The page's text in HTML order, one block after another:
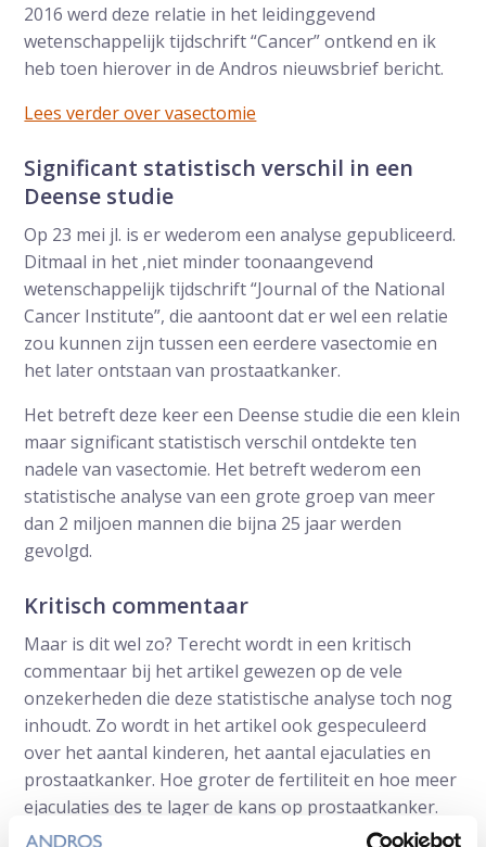
2016 werd deze relatie in het leidinggevend
wetenschappelijk tijdschrift “Cancer” ontkend en ik
heb toen hierover in de Andros nieuwsbrief bericht.
Lees verder over vasectomie
Significant statistisch verschil in een
Deense studie
Op 23 mei jl. is er wederom een analyse gepubliceerd.
Ditmaal in het ,niet minder toonaangevend
wetenschappelijk tijdschrift “Journal of the National
Cancer Institute”, die aantoont dat er wel een relatie
zou kunnen zijn tussen een eerdere vasectomie en
het later ontstaan van prostaatkanker.
Het betreft deze keer een Deense studie die een klein
maar significant statistisch verschil ontdekte ten
nadele van vasectomie. Het betreft wederom een
statistische analyse van een grote groep van meer
dan 2 miljoen mannen die bijna 25 jaar werden
gevolgd.
Kritisch commentaar
Maar is dit wel zo? Terecht wordt in een kritisch
commentaar bij het artikel gewezen op de vele
onzekerheden die deze statistische analyse toch nog
inhoudt. Zo wordt in het artikel ook gespeculeerd
over het aantal kinderen, het aantal ejaculaties en
prostaatkanker. Hoe groter de fertiliteit en hoe meer
ejaculaties des te lager de kans op prostaatkanker.
Zoals de meeste commentatoren bij het artikel